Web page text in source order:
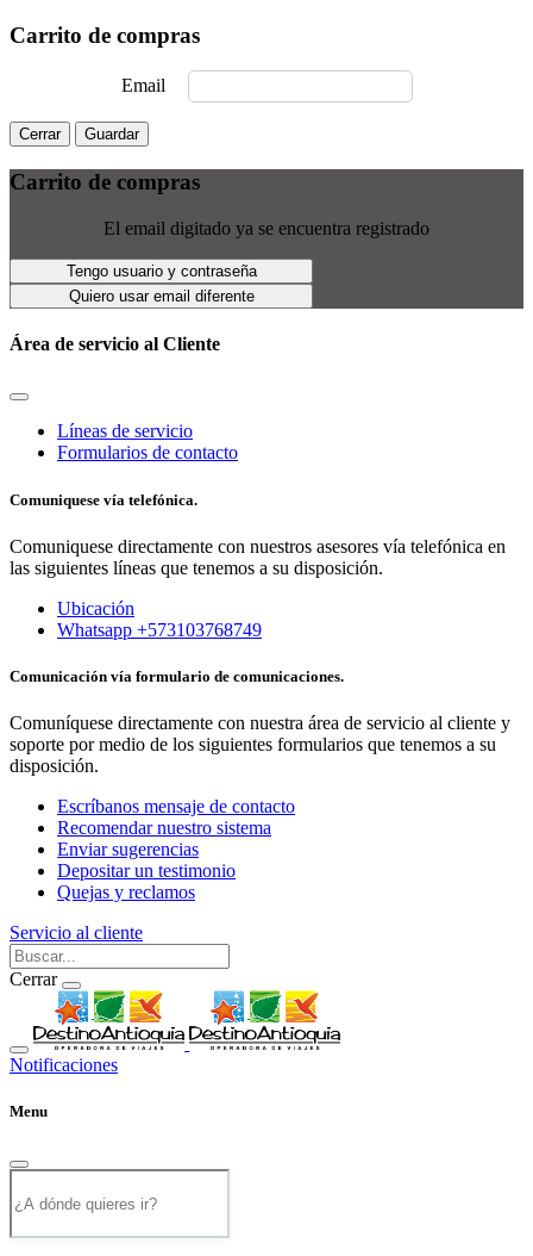
Carrito de compras
Email
Cerrar Guardar
Carrito de compras
El email digitado ya se encuentra registrado
Tengo usuario y contraseña
Quiero usar email diferente
Área de servicio al Cliente
Líneas de servicio
Formularios de contacto
Comuniquese vía telefónica.
Comuniquese directamente con nuestros asesores vía telefónica en
las siguientes líneas que tenemos a su disposición.
Ubicación
Whatsapp +573103768749
Comunicación vía formulario de comunicaciones.
Comuníquese directamente con nuestra área de servicio al cliente y
soporte por medio de los siguientes formularios que tenemos a su
disposición.
Escríbanos mensaje de contacto
Recomendar nuestro sistema
Enviar sugerencias
Depositar un testimonio
Quejas y reclamos
Servicio al cliente
Cerrar
Notificaciones
Menu